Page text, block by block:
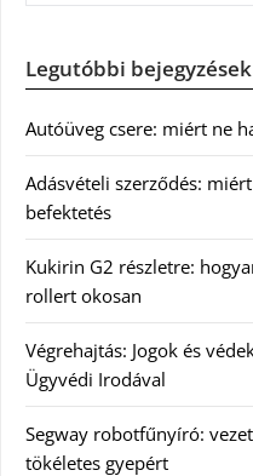
Legutóbbi bejegyzések
Autóüveg csere: miért ne
Adásvételi szerződés:
befektetés
Kukirin G2 részletre:
rollert okosan
Végrehajtás: Jogok és
Ügyvédi Irodával
Segway robotfűnyíró:
tökéletes gyepért